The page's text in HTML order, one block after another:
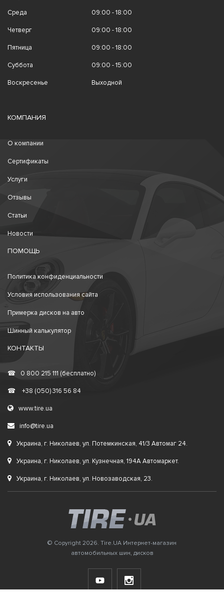
Среда 09:00 - 18:00
Четверг 09:00 - 18:00
Пятница 09:00 - 18:00
Суббота 09:00 - 15:00
Воскресенье Выходной
КОМПАНИЯ
О компании
Сертификаты
Услуги
Отзывы
Статьи
Новости
ПОМОЩЬ
Политика конфиденциальности
Условия использования сайта
Примерка дисков на авто
Шинный калькулятор
КОНТАКТЫ
☎ 0 800 215 111 (бесплатно)
☎ +38 (050) 316 56 84
www.tire.ua
info@tire.ua
Украина, г. Николаев, ул. Потемкинская, 41/3 Автомаг 24.
Украина, г. Николаев, ул. Кузнечная, 194А Автомаркет.
Украина, г. Николаев, ул. Новозаводская, 23.
© Copyright 2026. Tire.UA Интернет-магазин
автомобильных шин, дисков